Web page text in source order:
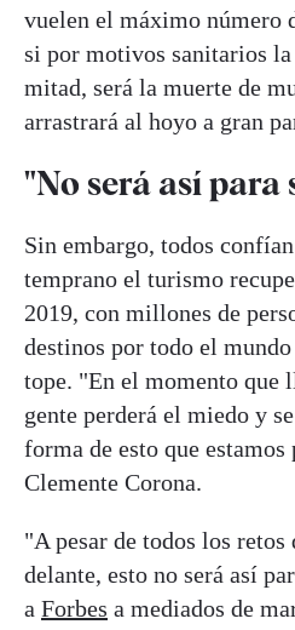
vuelen el máximo número
si por motivos sanitarios
mitad, será la muerte de
arrastrará al hoyo a gran
"No será así para
Sin embargo, todos
temprano el turismo
2019, con millones de
destinos por todo el
tope. "En el momento que
gente perderá el miedo y
forma de esto que estamos
Clemente Corona.
"A pesar de todos los retos
delante, esto no será así
a Forbes a mediados de